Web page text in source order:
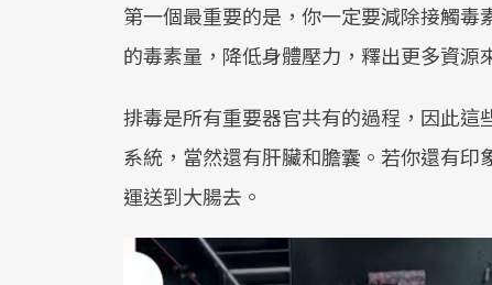
第一個最重要的是，你一定要減除接觸
的毒素量，降低身體壓力，釋出更多資
排毒是所有重要器官共有的過程，因此
系統，當然還有肝臟和膽囊。若你還有
運送到大腸去。